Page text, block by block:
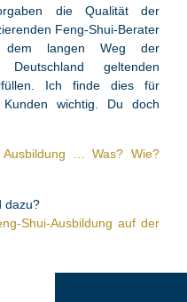
die Qualität der
Feng-Shui-Berater
langen Weg der
geltenden
Ich finde dies für
wichtig. Du doch
… Was? Wie?
dazu?
Shui-Ausbildung auf der